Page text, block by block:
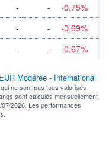
- -
-0,75%
- -
-0,69%
- - -0,67%
Modérée - International
ne sont pas tous valorisés
sont calculés mensuellement
2026. Les performances